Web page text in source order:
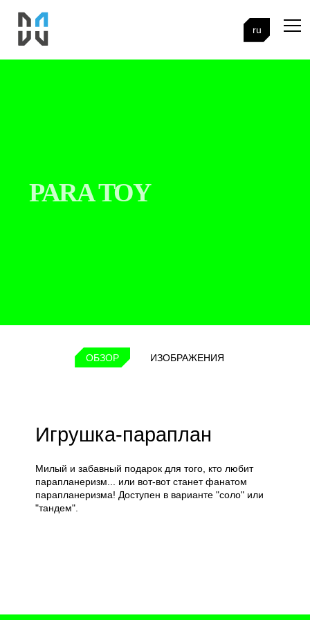
ru
PARA TOY
ОБЗОР ИЗОБРАЖЕНИЯ
Игрушка-параплан
Милый и забавный подарок для того, кто любит
парапланеризм... или вот-вот станет фанатом
парапланеризма! Доступен в варианте "соло" или
"тандем".